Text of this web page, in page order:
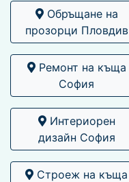
Обръщане на
прозорци Пловдив
Ремонт на къща
София
Интериорен
дизайн София
Строеж на къща